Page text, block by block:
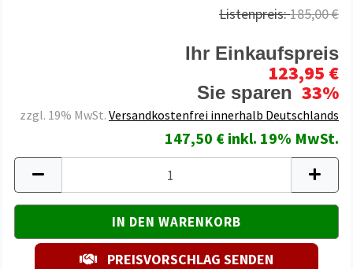
Listenpreis:185,00 €
Ihr Einkaufspreis
123,95 €
Sie sparen 33%
zzgl. 19% MwSt. Versandkostenfrei innerhalb Deutschlands
147,50 € inkl. 19% MwSt.
PREISVORSCHLAG SENDEN